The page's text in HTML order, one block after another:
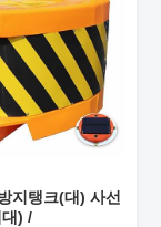
지탱크(대) 사선
) /